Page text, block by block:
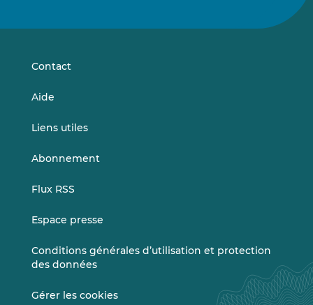
sursur
Contact
Aide
Liens utiles
Abonnement
Flux RSS
Espace presse
Conditions générales d’utilisation et protection
des données
Gérer les cookies